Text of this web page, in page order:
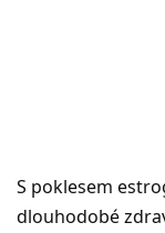
S poklesem
dlouhodobé